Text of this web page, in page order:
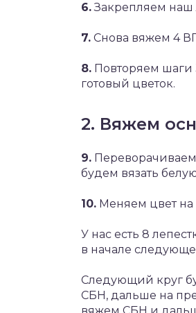
6.Закрепляем наш
7. Снова вяжем 4
8. Повторяем шаги
готовый цветок.
2. Вяжем
9.
будем вязать
10. Меняем цвет на
У нас есть 8
в начале
Следующий круг
СБН, дальше на